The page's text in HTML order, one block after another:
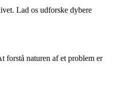
Lad os udforske dybere
forstå naturen af et problem er